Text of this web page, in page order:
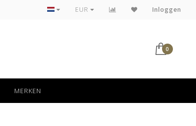
Tot 30 dagen kan jouw bestelling retour
EUR Inloggen
0
MERKEN